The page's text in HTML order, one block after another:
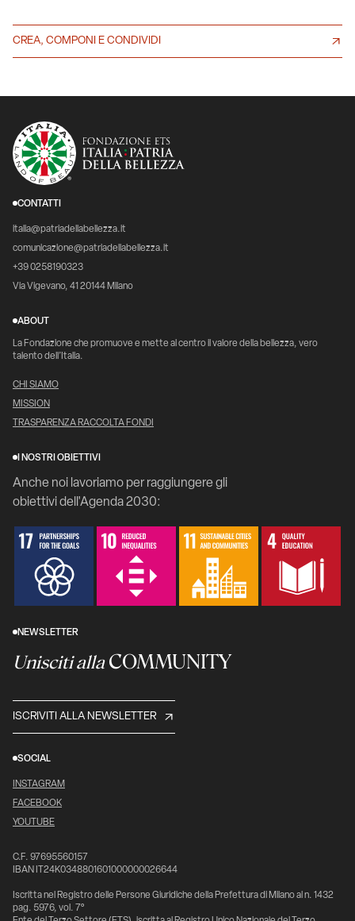
CREA, COMPONI E CONDIVIDI
CONTATTI
italia@patriadellabellezza.it
comunicazione@patriadellabellezza.it
+39 0258190323
Via Vigevano, 41 20144 Milano
ABOUT
La Fondazione che promuove e mette al centro il valore della bellezza, vero
talento dell’Italia.
CHI SIAMO
MISSION
TRASPARENZA RACCOLTA FONDI
I NOSTRI OBIETTIVI
Anche noi lavoriamo per raggiungere gli
obiettivi dell'Agenda 2030:
NEWSLETTER
Unisciti allaCOMMUNITY
ISCRIVITI ALLA NEWSLETTER
SOCIAL
INSTAGRAM
FACEBOOK
YOUTUBE
C.F. 97695560157
IBAN IT24K0348801601000000026644
Iscritta nel Registro delle Persone Giuridiche della Prefettura di Milano al n. 1432
pag. 5976, vol. 7°